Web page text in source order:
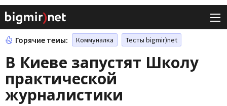
Горячие темы: Коммуналка Тесты bigmir)net
В Киеве запустят Школу
практической
журналистики